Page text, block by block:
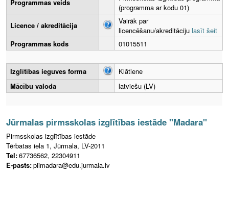
Programmas veids
(programma ar kodu 01)
Licence / akreditācija
Vairāk par
licencēšanu/akreditāciju lasīt šeit
Programmas kods
01015511
Izglītības ieguves forma
Klātiene
Mācību valoda
latviešu (LV)
Jūrmalas pirmsskolas izglītības iestāde "Madara"
Pirmsskolas izglītības iestāde
Tērbatas iela 1, Jūrmala, LV-2011
Tel:67736562, 22304911
E-pasts:piimadara@edu.jurmala.lv